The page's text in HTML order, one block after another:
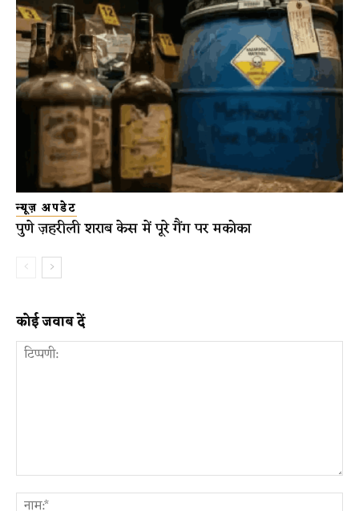
न्यूज़ अपडेट
पुणे ज़हरीली शराब केस में पूरे गैंग पर मकोका
कोई जवाब दें